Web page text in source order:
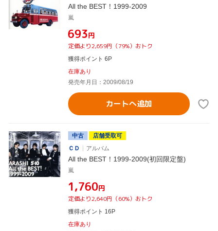
All the BEST！1999-2009
嵐
¥693円
定価より2,659円（79%）おトク
獲得ポイント 6P
在庫あり
発売年月日：2009/08/19
カートへ追加
中古
店舗受取可
ＣＤ
アルバム
All the BEST！1999-2009(初回限定盤)
嵐
¥1,760円
定価より2,640円（60%）おトク
獲得ポイント 16P
在庫あり